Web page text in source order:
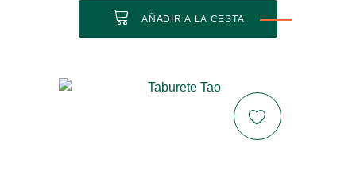
AÑADIR A LA CESTA